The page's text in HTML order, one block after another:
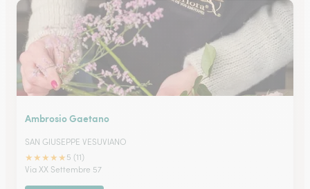
Ambrosio Gaetano
SAN GIUSEPPE VESUVIANO
★★★★★ 5 (11)
Via XX Settembre 57